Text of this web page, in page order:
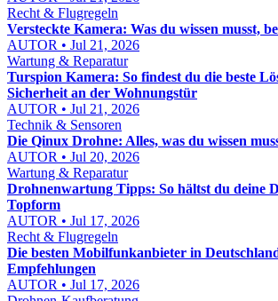
Recht & Flugregeln
Versteckte Kamera: Was du wissen musst,
AUTOR • Jul 21, 2026
Wartung & Reparatur
Turspion Kamera: So findest du die beste
Sicherheit an der Wohnungstür
AUTOR • Jul 21, 2026
Technik & Sensoren
Die Qinux Drohne: Alles, was du wissen
AUTOR • Jul 20, 2026
Wartung & Reparatur
Drohnenwartung Tipps: So hältst du deine
Topform
AUTOR • Jul 17, 2026
Recht & Flugregeln
Die besten Mobilfunkanbieter in
Empfehlungen
AUTOR • Jul 17, 2026